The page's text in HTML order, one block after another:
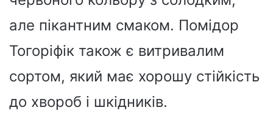
але пікантним смаком. Помідор
Тогоріфік також є витривалим
сортом, який має хорошу стійкість
до хвороб і шкідників.